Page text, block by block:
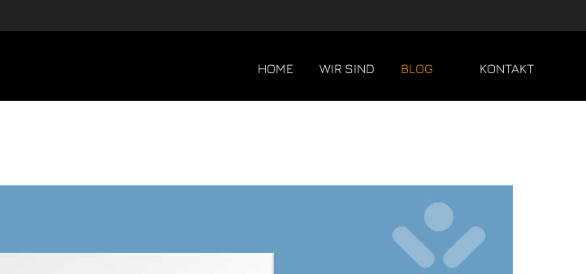
HOME WIR SIND BLOG KONTAKT